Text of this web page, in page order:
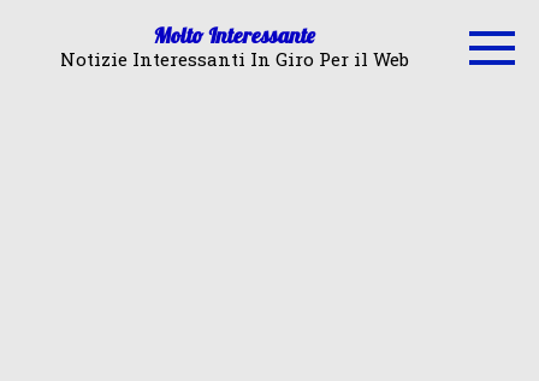
Molto Interessante
Notizie Interessanti In Giro Per il Web